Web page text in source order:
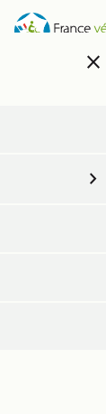
Aller
au
close
DES
Cet
accueillir
Voir ses
Au nord de
Lamalou-
poste du
Ch3, (2 lits
90X200, 1
modulable